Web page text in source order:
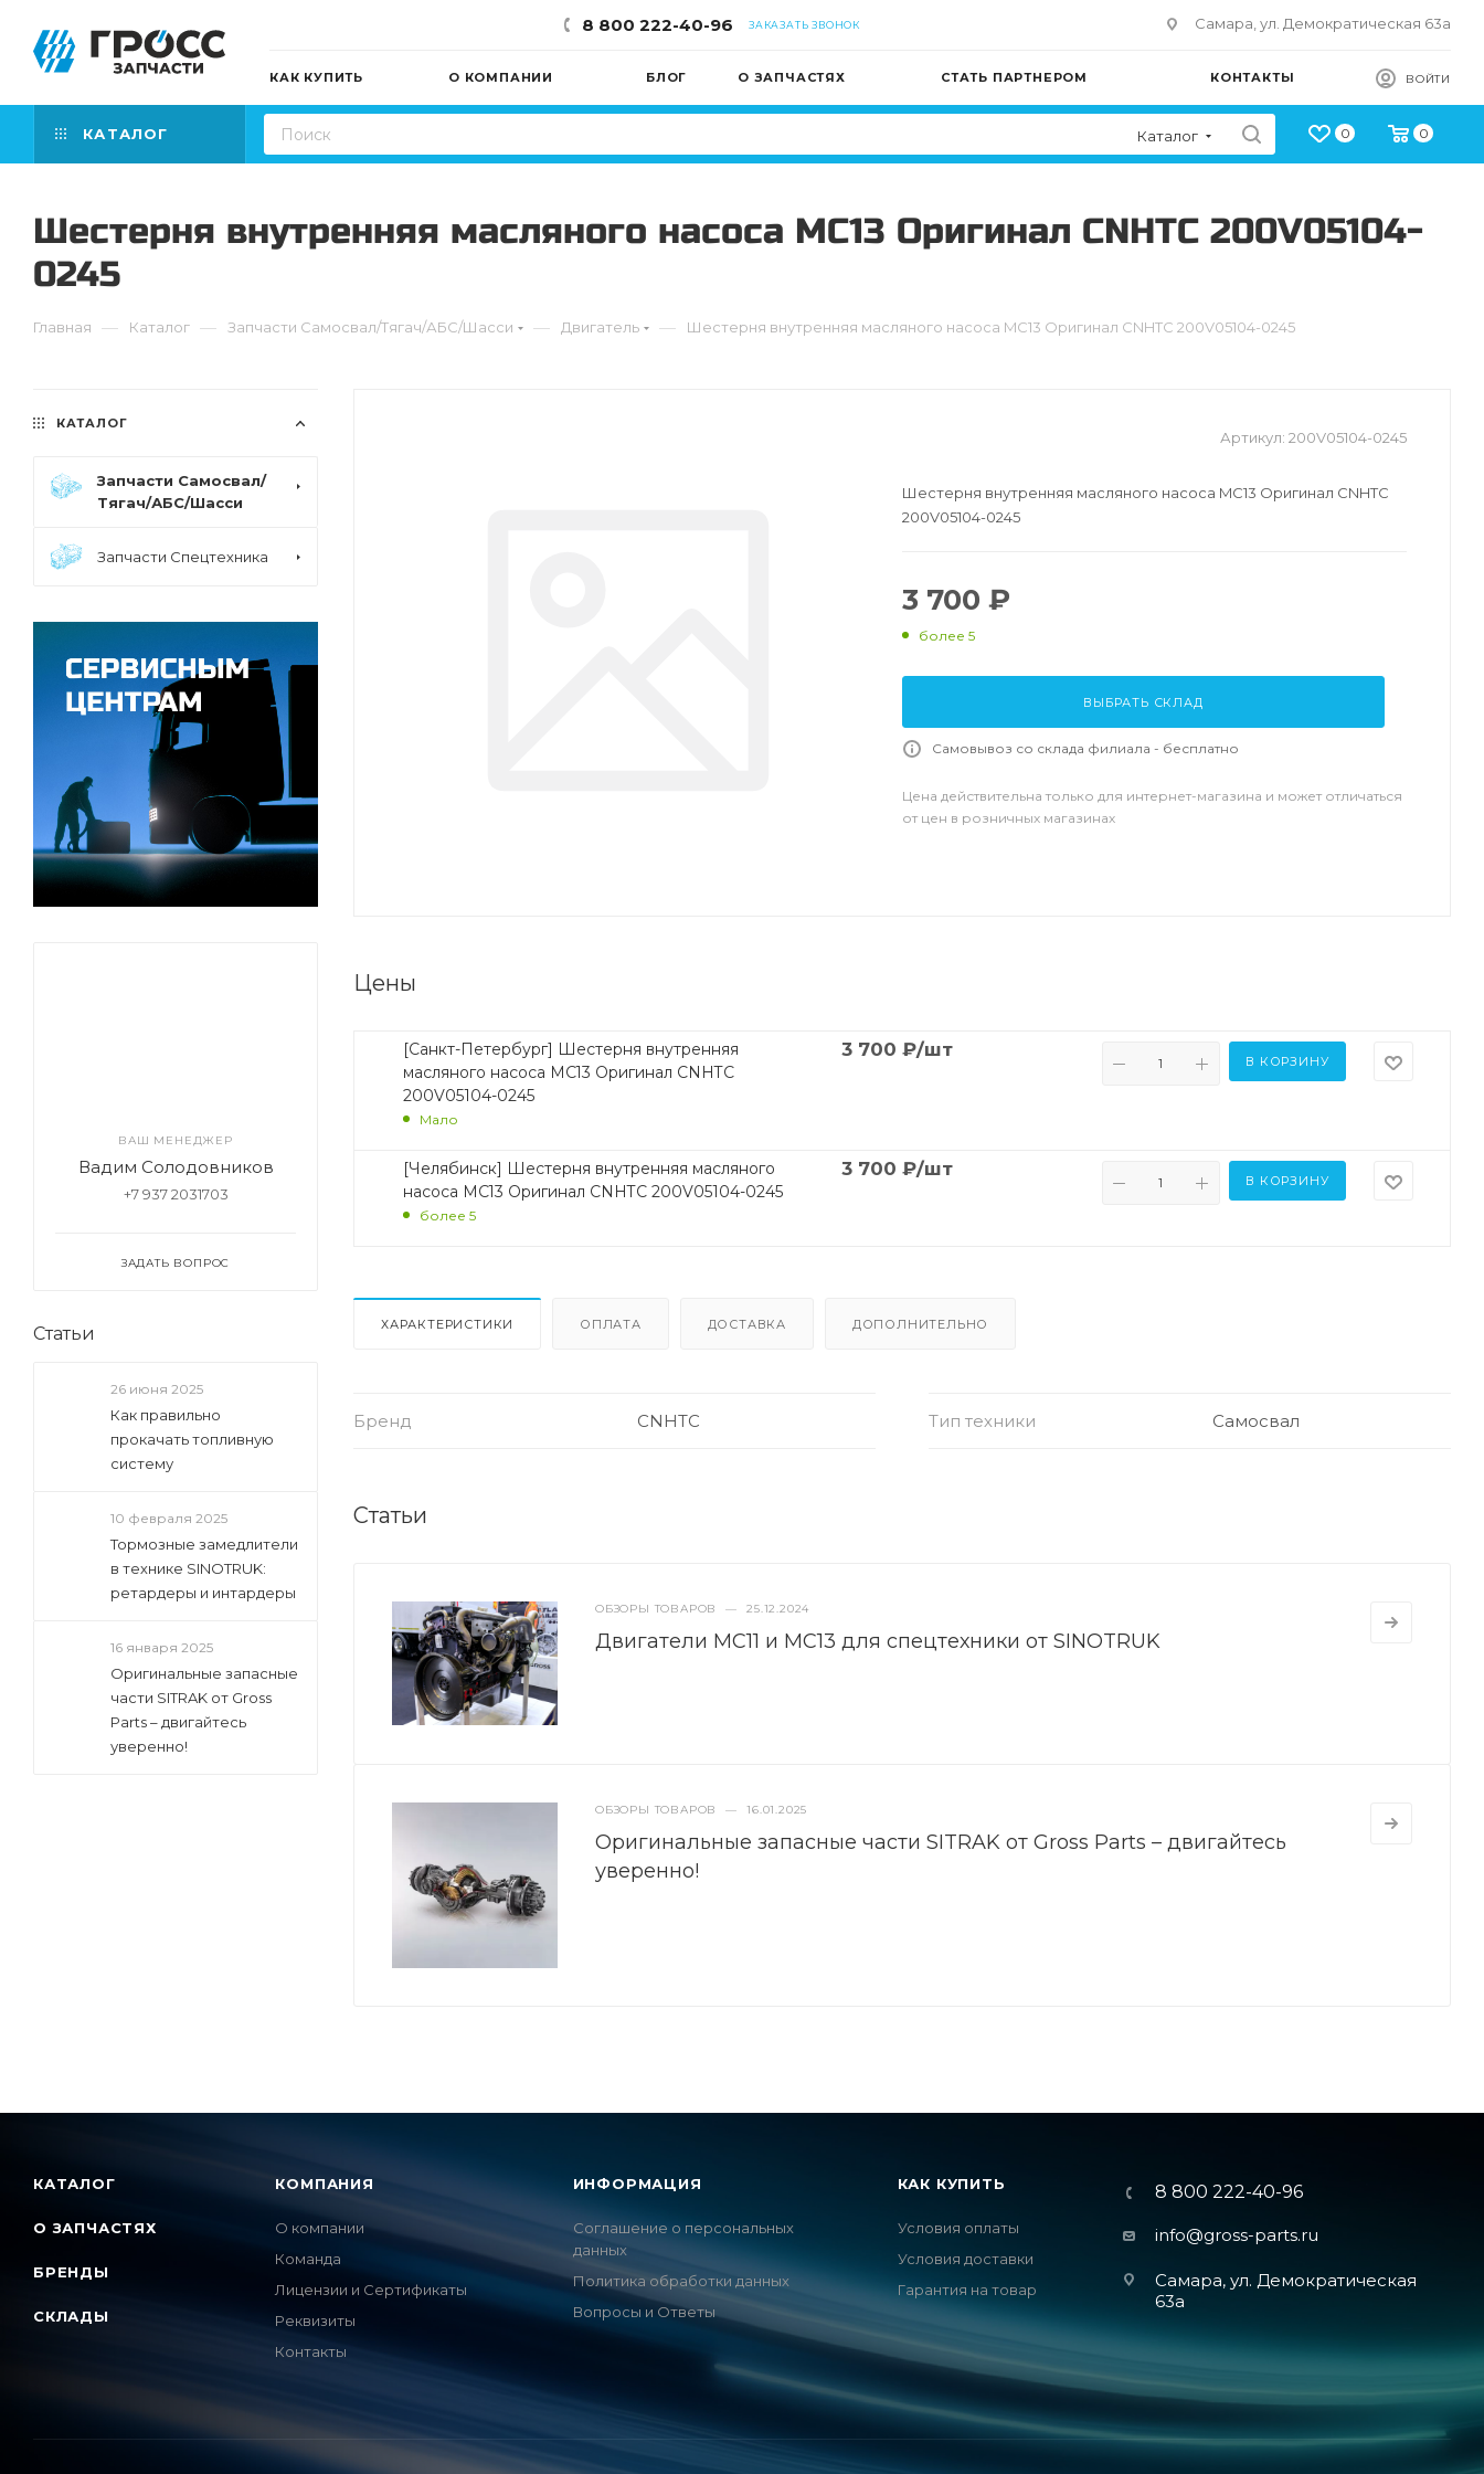
8 800 222-40-96 ЗАКАЗАТЬ ЗВОНОК Самара, ул. Демократическая 63а
КАК КУПИТЬ О КОМПАНИИ БЛОГ О ЗАПЧАСТЯХ СТАТЬ ПАРТНЕРОМ КОНТАКТЫ ВОЙТИ
КАТАЛОГ Каталог 0 0
Шестерня внутренняя масляного насоса MC13 Оригинал CNHTC 200V05104-
0245
Главная — Каталог — Запчасти Самосвал/Тягач/АБС/Шасси — Двигатель — Шестерня внутренняя масляного насоса MC13 Оригинал CNHTC 200V05104-0245
Артикул: 200V05104-0245
Шестерня внутренняя масляного насоса MC13 Оригинал CNHTC
200V05104-0245
3 700 ₽
более 5
ВЫБРАТЬ СКЛАД
Самовывоз со склада филиала - бесплатно
Цена действительна только для интернет-магазина и может отличаться
от цен в розничных магазинах
Цены
[Санкт-Петербург] Шестерня внутренняя
масляного насоса MC13 Оригинал CNHTC
200V05104-0245
Мало
3 700 ₽/шт
В КОРЗИНУ
[Челябинск] Шестерня внутренняя масляного
насоса MC13 Оригинал CNHTC 200V05104-0245
более 5
3 700 ₽/шт
В КОРЗИНУ
ХАРАКТЕРИСТИКИ ОПЛАТА ДОСТАВКА ДОПОЛНИТЕЛЬНО
Бренд CNHTC Тип техники Самосвал
Статьи
ОБЗОРЫ ТОВАРОВ — 25.12.2024
Двигатели MC11 и MC13 для спецтехники от SINOTRUK
ОБЗОРЫ ТОВАРОВ — 16.01.2025
Оригинальные запасные части SITRAK от Gross Parts – двигайтесь
уверенно!
КАТАЛОГ
Запчасти Самосвал/
Тягач/АБС/Шасси
Запчасти Cпецтехника
ВАШ МЕНЕДЖЕР
Вадим Солодовников
+7 937 2031703
ЗАДАТЬ ВОПРОС
Статьи
26 июня 2025
Как правильно
прокачать топливную
систему
10 февраля 2025
Тормозные замедлители
в технике SINOTRUK:
ретардеры и интардеры
16 января 2025
Оригинальные запасные
части SITRAK от Gross
Parts – двигайтесь
уверенно!
КАТАЛОГ
О ЗАПЧАСТЯХ
БРЕНДЫ
СКЛАДЫ
КОМПАНИЯ
О компании
Команда
Лицензии и Сертификаты
Реквизиты
Контакты
ИНФОРМАЦИЯ
Соглашение о персональных
данных
Политика обработки данных
Вопросы и Ответы
КАК КУПИТЬ
Условия оплаты
Условия доставки
Гарантия на товар
8 800 222-40-96
info@gross-parts.ru
Самара, ул. Демократическая
63а